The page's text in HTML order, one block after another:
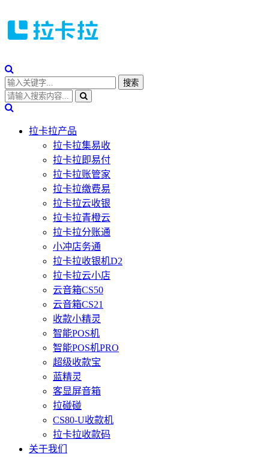
拉卡拉产品
拉卡拉集易收
拉卡拉即易付
拉卡拉账管家
拉卡拉缴费易
拉卡拉云收银
拉卡拉青橙云
拉卡拉分账通
小冲店务通
拉卡拉收银机D2
拉卡拉云小店
云音箱CS50
云音箱CS21
收款小精灵
智能POS机
智能POS机PRO
超级收款宝
蓝精灵
客显屏音箱
拉碰碰
CS80-U收款机
拉卡拉收款码
关于我们